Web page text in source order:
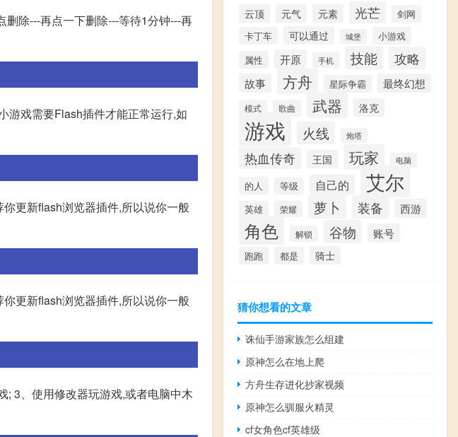
除---再点一下删除---等待1分钟---再
游戏需要Flash插件才能正常运行,如
更新flash浏览器插件,所以说你一般
更新flash浏览器插件,所以说你一般
; 3、使用修改器玩游戏,或者电脑中木
云顶 元气 元素 光芒
剑网
卡丁车
可以通过 城堡
小游戏
属性
开原 手机 技能 攻略
故事 方舟 星际争霸 最终幻想
模式 歌曲 武器 洛克
游戏 火线 炮塔
热血传奇 王国 玩家 电脑
的人 等级 自己的 艾尔
英雄 荣耀 萝卜 装备 西游
角色 解锁 谷物 账号
跑跑 都是 骑士
猜你想看的文章
诛仙手游家族怎么组建
原神怎么在地上爬
方舟生存进化抄家视频
原神怎么驯服火精灵
cf女角色cf英雄级